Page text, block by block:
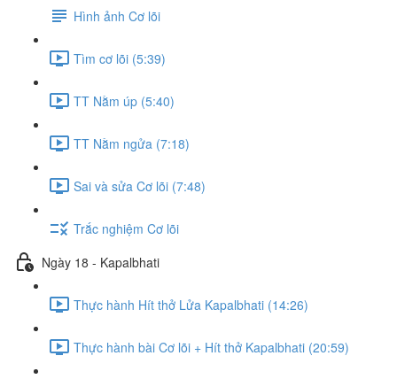
Hình ảnh Cơ lõi
Tìm cơ lõi (5:39)
TT Nằm úp (5:40)
TT Nằm ngửa (7:18)
Sai và sửa Cơ lõi (7:48)
Trắc nghiệm Cơ lõi
Ngày 18 - Kapalbhati
Thực hành Hít thở Lửa Kapalbhati (14:26)
Thực hành bài Cơ lõi + Hít thở Kapalbhati (20:59)